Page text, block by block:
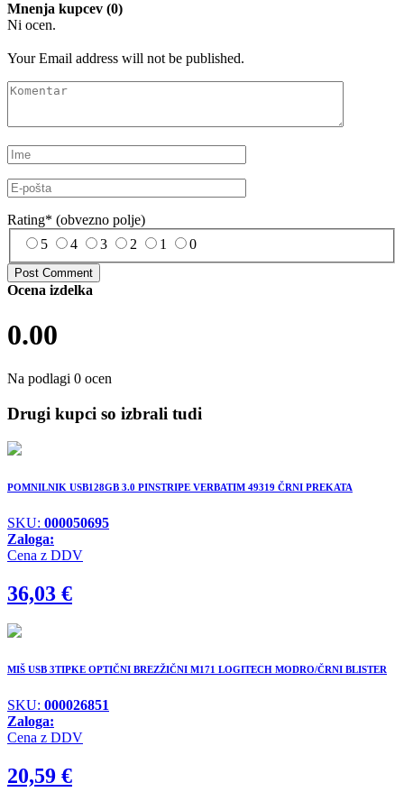
Mnenja kupcev (0)
Ni ocen.
Your Email address will not be published.
Rating* (obvezno polje)
5
4 3 2 1 0
Ocena izdelka
0.00
Na podlagi 0 ocen
Drugi kupci so izbrali tudi
POMNILNIK USB128GB 3.0 PINSTRIPE VERBATIM 49319 ČRNI PREKATA
SKU: 000050695
Zaloga:
Cena z DDV
36,03 €
MIŠ USB 3TIPKE OPTIČNI BREZŽIČNI M171 LOGITECH MODRO/ČRNI BLISTER
SKU: 000026851
Zaloga:
Cena z DDV
20,59 €